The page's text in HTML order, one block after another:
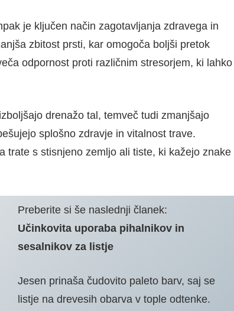
je ključen način zagotavljanja zdravega in
zbitost prsti, kar omogoča boljši pretok
odpornost proti različnim stresorjem, ki lahko
drenažo tal, temveč tudi zmanjšajo
splošno zdravje in vitalnost trave.
trate s stisnjeno zemljo ali tiste, ki kažejo znake
Preberite si še naslednji članek:
Učinkovita uporaba pihalnikov in
sesalnikov za listje
Jesen prinaša čudovito paleto barv, saj se
listje na drevesih obarva v tople odtenke.